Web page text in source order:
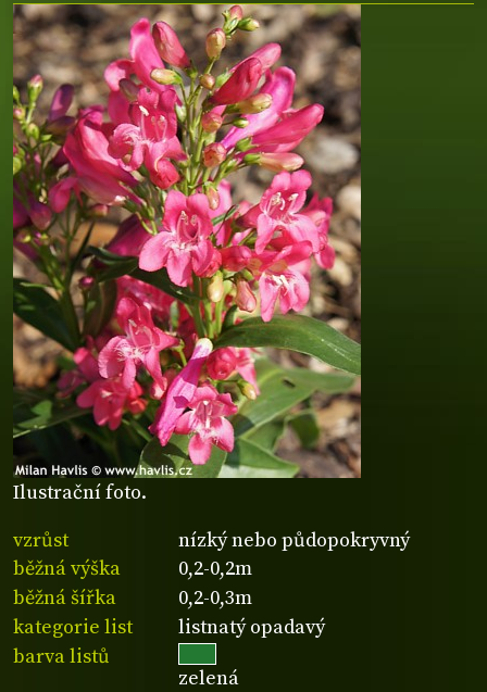
Ilustrační foto.
vzrůst
nízký nebo půdopokryvný
běžná výška
0,2-0,2m
běžná šířka
0,2-0,3m
kategorie list
listnatý opadavý
barva listů
zelená